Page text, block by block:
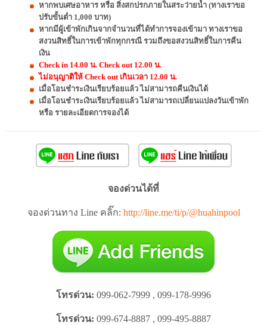
หากพบเศษอาหาร หรือ สิ่งสกปรกภายในสระว่ายน้ำ (ทางเราขอ
ปรับขั้นต่ำ 1,000 บาท)
หากมีผู้เข้าพักเกินจากจำนวนที่ได้ทำการจองเข้ามา ทางเราขอ
สงวนสิทธิ์ในการเข้าพักทุกกรณี รวมถึงขอสงวนสิทธิ์ในการคืน
เงิน
Check in 14.00 น. Check out 12.00 น.
ไม่อนุญาติให้ Check out เกินเวลา 12.00 น.
เมื่อโอนชำระเงินเรียบร้อยแล้ว ไม่สามารถคืนเงินได้
เมื่อโอนชำระเงินเรียบร้อยแล้ว ไม่สามารถเปลี่ยนแปลงวันเข้าพัก
หรือ รายละเอียดการจองได้
จองด่วนได้ที่
จองด่วนทาง Line คลิ๊ก: http://line.me/ti/p/@huahinpool
โทรด่วน: 099-062-7999 , 099-178-9996
โทรด่วน: 099-674-8887 , 099-495-8887